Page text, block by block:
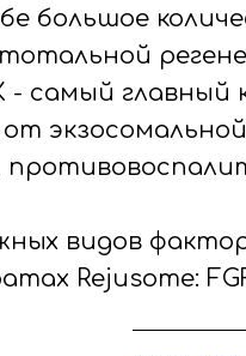
большое
самый главный
видов
Rejusome: